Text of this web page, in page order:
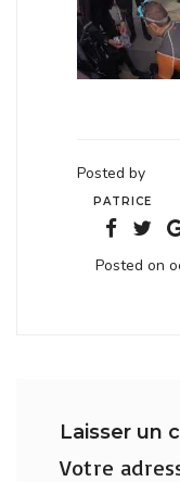
Posted by
PATRICE
Posted on
Laisser un
Votre